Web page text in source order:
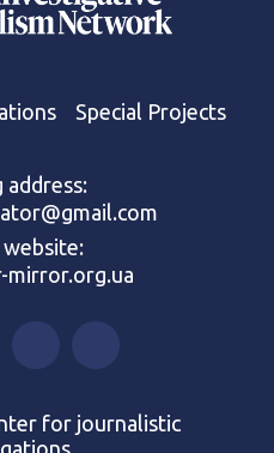
Special Projects
address:
mirror.org.ua
for journalistic